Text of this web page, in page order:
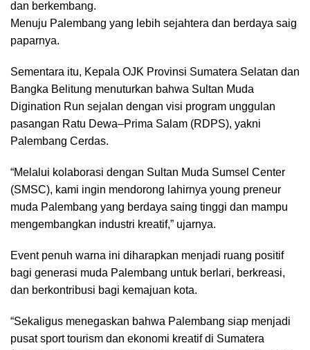
dan berkembang.
Menuju Palembang yang lebih sejahtera dan berdaya saig
paparnya.
Sementara itu, Kepala OJK Provinsi Sumatera Selatan dan
Bangka Belitung menuturkan bahwa Sultan Muda
Digination Run sejalan dengan visi program unggulan
pasangan Ratu Dewa–Prima Salam (RDPS), yakni
Palembang Cerdas.
“Melalui kolaborasi dengan Sultan Muda Sumsel Center
(SMSC), kami ingin mendorong lahirnya young preneur
muda Palembang yang berdaya saing tinggi dan mampu
mengembangkan industri kreatif,” ujarnya.
Event penuh warna ini diharapkan menjadi ruang positif
bagi generasi muda Palembang untuk berlari, berkreasi,
dan berkontribusi bagi kemajuan kota.
“Sekaligus menegaskan bahwa Palembang siap menjadi
pusat sport tourism dan ekonomi kreatif di Sumatera